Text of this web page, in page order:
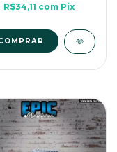
R$34,11 com Pix